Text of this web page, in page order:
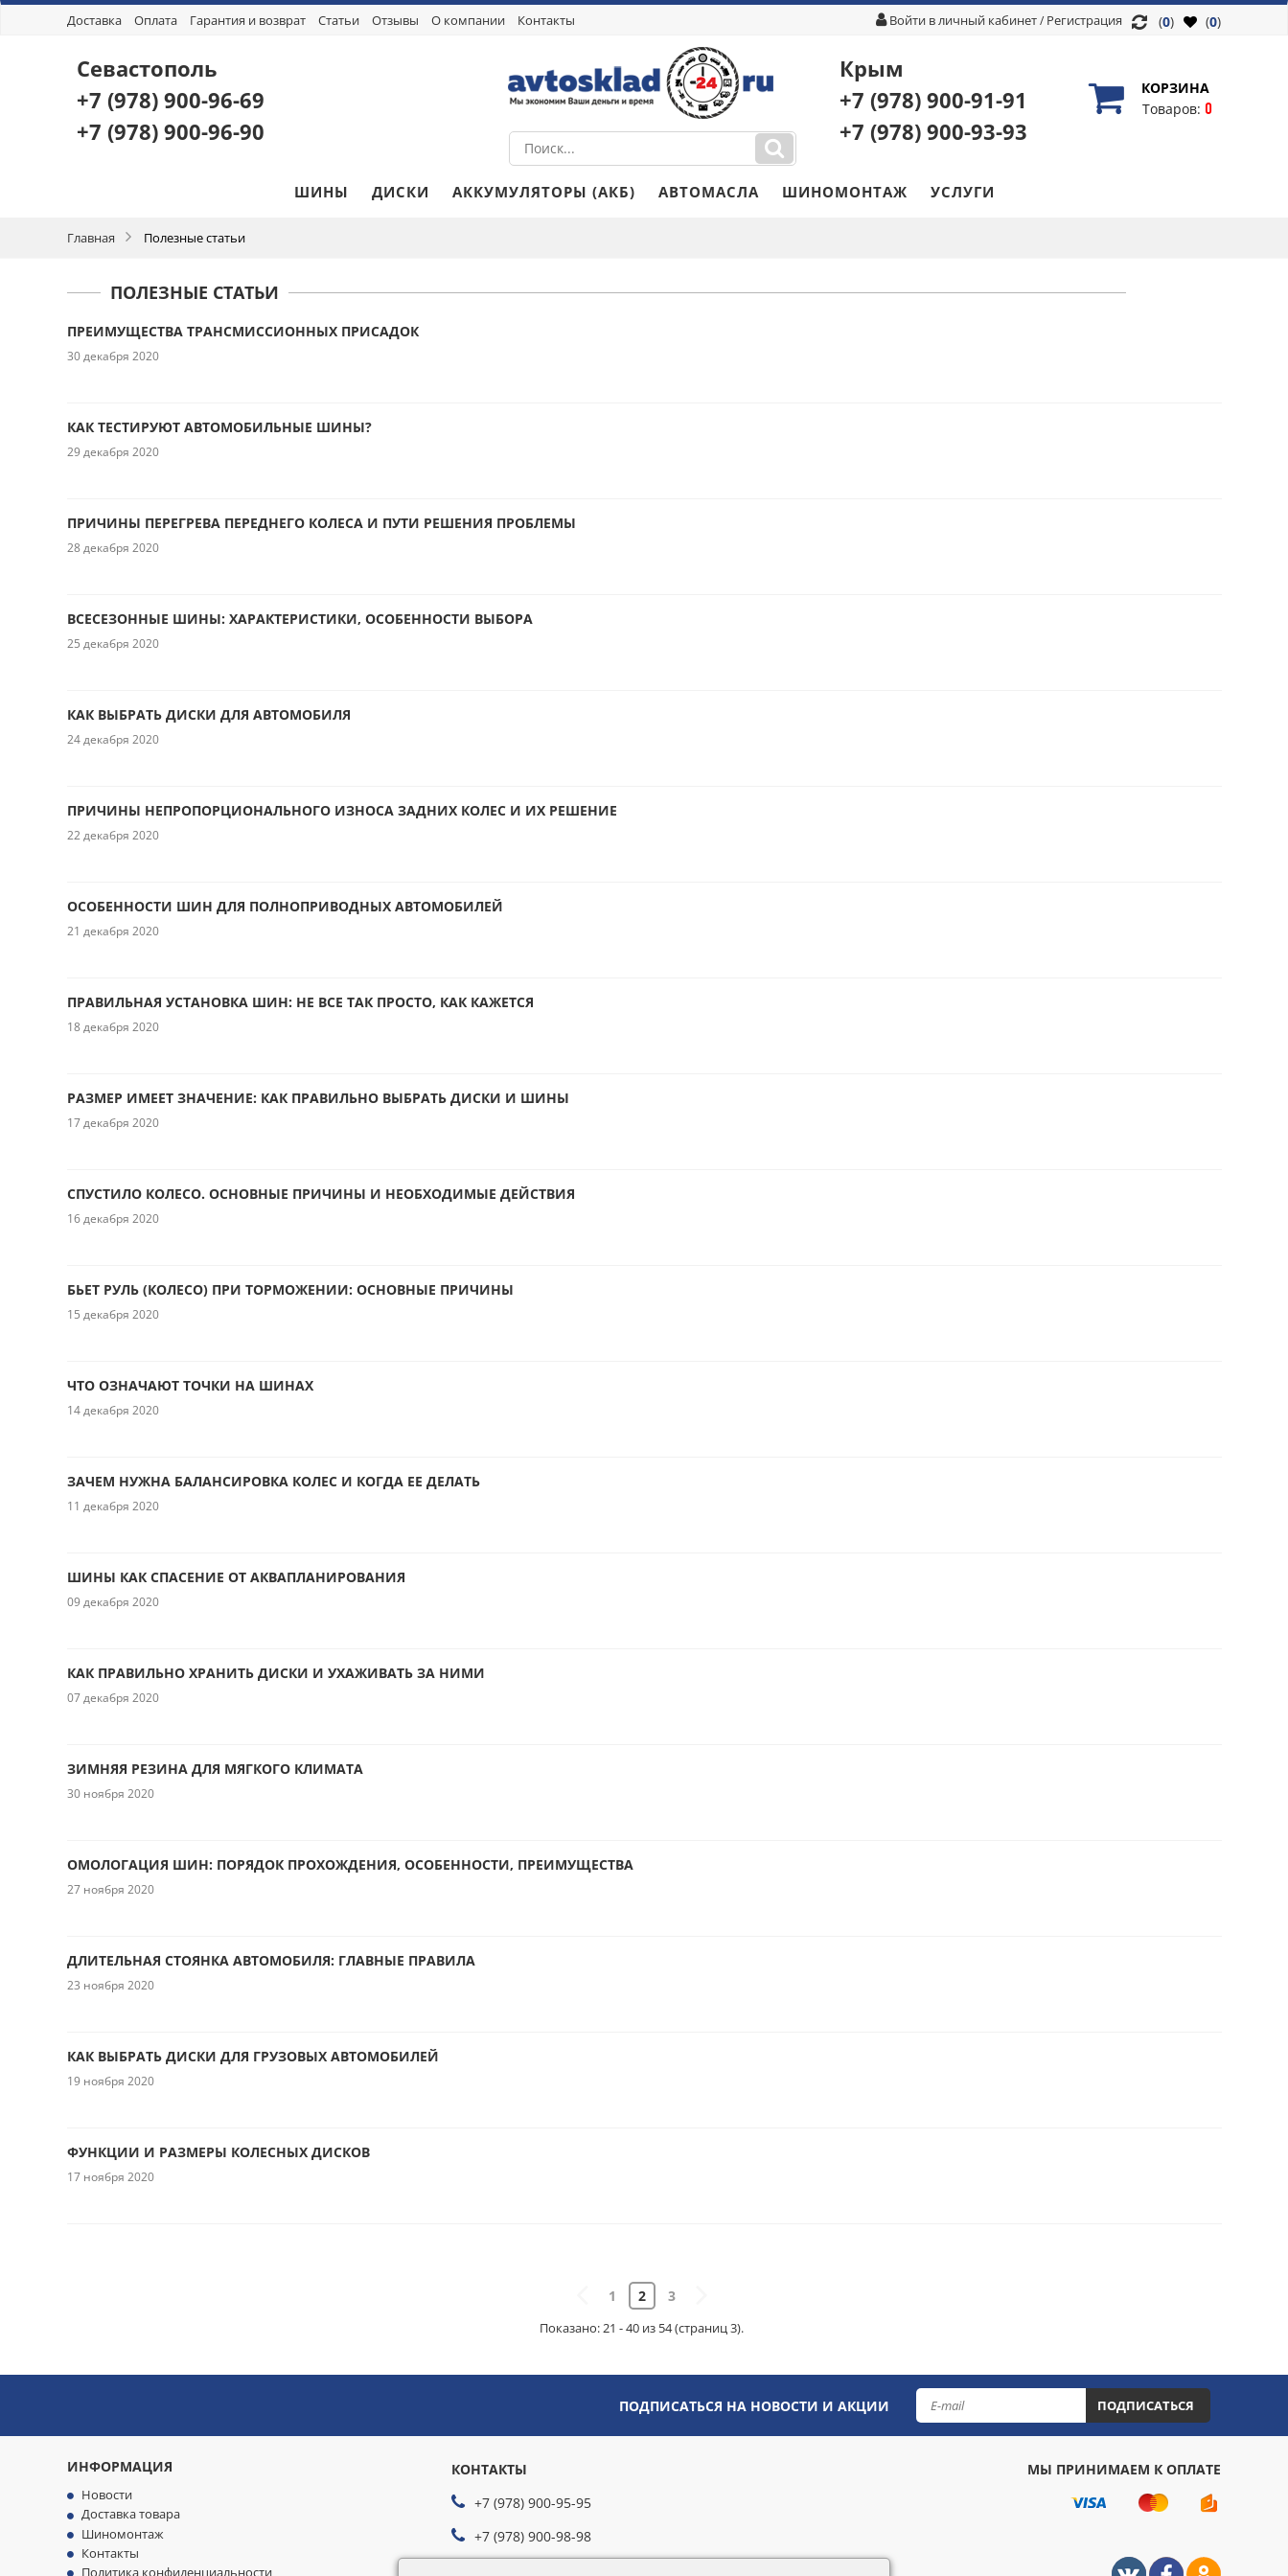
Доставка Оплата Гарантия и возврат Статьи Отзывы О компании Контакты Войти в личный кабинет/ Регистрация (0)
(0)
Севастополь
+7 (978) 900-96-69
+7 (978) 900-96-90
Крым
+7 (978)900-91-91
+7 (978)900-93-93
КОРЗИНА
Товаров: 0
ШИНЫ ДИСКИ АККУМУЛЯТОРЫ (АКБ) АВТОМАСЛА ШИНОМОНТАЖ УСЛУГИ
Главная Полезные статьи
ПОЛЕЗНЫЕ СТАТЬИ
ПРЕИМУЩЕСТВА ТРАНСМИССИОННЫХ ПРИСАДОК
30 декабря 2020
КАК ТЕСТИРУЮТ АВТОМОБИЛЬНЫЕ ШИНЫ?
29 декабря 2020
ПРИЧИНЫ ПЕРЕГРЕВА ПЕРЕДНЕГО КОЛЕСА И ПУТИ РЕШЕНИЯ ПРОБЛЕМЫ
28 декабря 2020
ВСЕСЕЗОННЫЕ ШИНЫ: ХАРАКТЕРИСТИКИ, ОСОБЕННОСТИ ВЫБОРА
25 декабря 2020
КАК ВЫБРАТЬ ДИСКИ ДЛЯ АВТОМОБИЛЯ
24 декабря 2020
ПРИЧИНЫ НЕПРОПОРЦИОНАЛЬНОГО ИЗНОСА ЗАДНИХ КОЛЕС И ИХ РЕШЕНИЕ
22 декабря 2020
ОСОБЕННОСТИ ШИН ДЛЯ ПОЛНОПРИВОДНЫХ АВТОМОБИЛЕЙ
21 декабря 2020
ПРАВИЛЬНАЯ УСТАНОВКА ШИН: НЕ ВСЕ ТАК ПРОСТО, КАК КАЖЕТСЯ
18 декабря 2020
РАЗМЕР ИМЕЕТ ЗНАЧЕНИЕ: КАК ПРАВИЛЬНО ВЫБРАТЬ ДИСКИ И ШИНЫ
17 декабря 2020
СПУСТИЛО КОЛЕСО. ОСНОВНЫЕ ПРИЧИНЫ И НЕОБХОДИМЫЕ ДЕЙСТВИЯ
16 декабря 2020
БЬЕТ РУЛЬ (КОЛЕСО) ПРИ ТОРМОЖЕНИИ: ОСНОВНЫЕ ПРИЧИНЫ
15 декабря 2020
ЧТО ОЗНАЧАЮТ ТОЧКИ НА ШИНАХ
14 декабря 2020
ЗАЧЕМ НУЖНА БАЛАНСИРОВКА КОЛЕС И КОГДА ЕЕ ДЕЛАТЬ
11 декабря 2020
ШИНЫ КАК СПАСЕНИЕ ОТ АКВАПЛАНИРОВАНИЯ
09 декабря 2020
КАК ПРАВИЛЬНО ХРАНИТЬ ДИСКИ И УХАЖИВАТЬ ЗА НИМИ
07 декабря 2020
ЗИМНЯЯ РЕЗИНА ДЛЯ МЯГКОГО КЛИМАТА
30 ноября 2020
ОМОЛОГАЦИЯ ШИН: ПОРЯДОК ПРОХОЖДЕНИЯ, ОСОБЕННОСТИ, ПРЕИМУЩЕСТВА
27 ноября 2020
ДЛИТЕЛЬНАЯ СТОЯНКА АВТОМОБИЛЯ: ГЛАВНЫЕ ПРАВИЛА
23 ноября 2020
КАК ВЫБРАТЬ ДИСКИ ДЛЯ ГРУЗОВЫХ АВТОМОБИЛЕЙ
19 ноября 2020
ФУНКЦИИ И РАЗМЕРЫ КОЛЕСНЫХ ДИСКОВ
17 ноября 2020
1 2 3
Показано: 21 - 40 из 54 (страниц 3).
ПОДПИСАТЬСЯ НА НОВОСТИ И АКЦИИ ПОДПИСАТЬСЯ
ИНФОРМАЦИЯ
Новости
Доставка товара
Шиномонтаж
Контакты
Политика конфиденциальности
КОНТАКТЫ
+7 (978) 900-95-95
+7 (978) 900-98-98
МЫ ПРИНИМАЕМ К ОПЛАТЕ